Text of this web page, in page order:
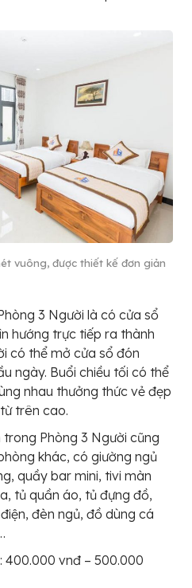
vuông, được thiết kế đơn giản
3 Người là có cửa sổ
hướng trực tiếp ra thành
có thể mở cửa sổ đón
ngày. Buổi chiều tối có thể
nhau thưởng thức vẻ đẹp
trên cao.
Phòng 3 Người cũng
khác, có giường ngủ
quầy bar mini, tivi màn
tủ quần áo, tủ đựng đồ,
đèn ngủ, đồ dùng cá
: 400.000 vnđ – 500.000